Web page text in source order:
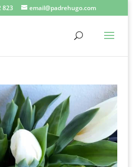
823 email@padrehugo.com